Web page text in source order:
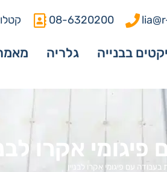
08-6320200
בבנייה גלריה
אקרו
בעבודה עם פיגומי אקרו לבניין